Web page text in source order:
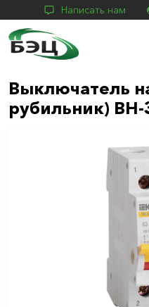
Написать нам
Выключатель
рубильник)